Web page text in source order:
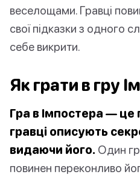
веселощами. Гравці
свої підказки з одного
себе викрити.
Як грати в гру
Гра в Імпостера — це
гравці описують
видаючи його. Один
повинен переконливо